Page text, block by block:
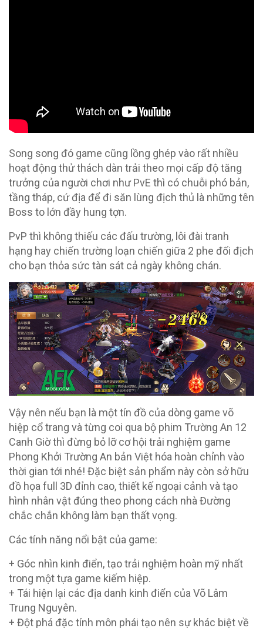
Song song đó game cũng lồng ghép vào rất nhiều
hoạt động thử thách dàn trải theo mọi cấp độ tăng
trưởng của người chơi như PvE thì có chuỗi phó bản,
tầng tháp, cứ địa để đi săn lùng địch thủ là những tên
Boss to lớn đầy hung tợn.
PvP thì không thiếu các đấu trường, lôi đài tranh
hạng hay chiến trường loạn chiến giữa 2 phe đối địch
cho bạn thỏa sức tàn sát cả ngày không chán.
Vậy nên nếu bạn là một tín đồ của dòng game võ
hiệp cổ trang và từng coi qua bộ phim Trường An 12
Canh Giờ thì đừng bỏ lỡ cơ hội trải nghiệm game
Phong Khởi Trường An bản Việt hóa hoàn chỉnh vào
thời gian tới nhé! Đặc biệt sản phẩm này còn sở hữu
đồ họa full 3D đỉnh cao, thiết kế ngoại cảnh và tạo
hình nhân vật đúng theo phong cách nhà Đường
chắc chắn không làm bạn thất vọng.
Các tính năng nổi bật của game:
+ Góc nhìn kinh điển, tạo trải nghiệm hoàn mỹ nhất
trong một tựa game kiếm hiệp.
+ Tái hiện lại các địa danh kinh điển của Võ Lâm
Trung Nguyên.
+ Đột phá đặc tính môn phái tạo nên sự khác biệt về